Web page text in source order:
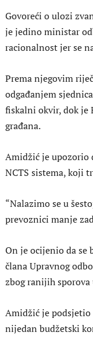
Govoreći o ulozi
je jedino ministar
racionalnost jer se
Prema njegovim
odgađanjem
fiskalni okvir, dok je
građana.
Amidžić je upozorio
NCTS sistema, koji
“Nalazimo se u
prevoznici manje
On je ocijenio da se
člana Upravnog
zbog ranijih
Amidžić je podsjetio
nijedan budžetski